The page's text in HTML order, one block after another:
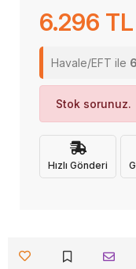
6.296 TL
Havale/EFT ile
Stok sorunuz.
Hızlı Gönderi